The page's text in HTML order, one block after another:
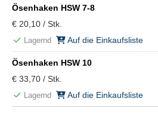
Ösenhaken HSW 7-8
€ 20,10 / Stk.
Lagernd Auf die Einkaufsliste
Ösenhaken HSW 10
€ 33,70 / Stk.
Lagernd Auf die Einkaufsliste